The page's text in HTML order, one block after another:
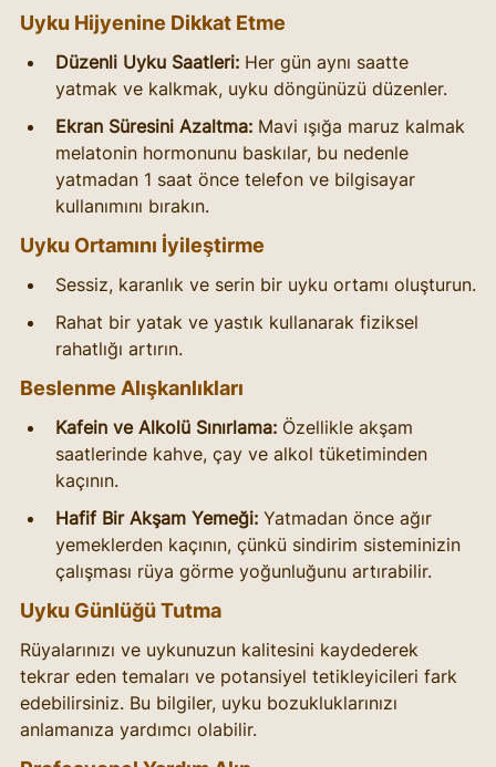
Uyku Hijyenine Dikkat Etme
Düzenli Uyku Saatleri: Her gün aynı saatte
yatmak ve kalkmak, uyku döngünüzü düzenler.
Ekran Süresini Azaltma: Mavi ışığa maruz kalmak
melatonin hormonunu baskılar, bu nedenle
yatmadan 1 saat önce telefon ve bilgisayar
kullanımını bırakın.
Uyku Ortamını İyileştirme
Sessiz, karanlık ve serin bir uyku ortamı oluşturun.
Rahat bir yatak ve yastık kullanarak fiziksel
rahatlığı artırın.
Beslenme Alışkanlıkları
Kafein ve Alkolü Sınırlama: Özellikle akşam
saatlerinde kahve, çay ve alkol tüketiminden
kaçının.
Hafif Bir Akşam Yemeği: Yatmadan önce ağır
yemeklerden kaçının, çünkü sindirim sisteminizin
çalışması rüya görme yoğunluğunu artırabilir.
Uyku Günlüğü Tutma
Rüyalarınızı ve uykunuzun kalitesini kaydederek
tekrar eden temaları ve potansiyel tetikleyicileri fark
edebilirsiniz. Bu bilgiler, uyku bozukluklarınızı
anlamanıza yardımcı olabilir.